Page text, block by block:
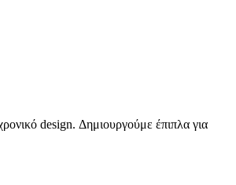
design. Δημιουργούμε έπιπλα για